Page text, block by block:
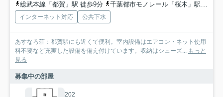
総武本線「都賀」駅 徒歩9分
千葉都市モノレール「桜木」駅 徒歩15分
インターネット対応 公共下水
あすなろ荘：都賀駅にも近くて便利。室内設備はエアコン・ネット使用
料不要など充実した設備を備え付けています。収納はシューズ... もっと
見る
募集中の部屋
202